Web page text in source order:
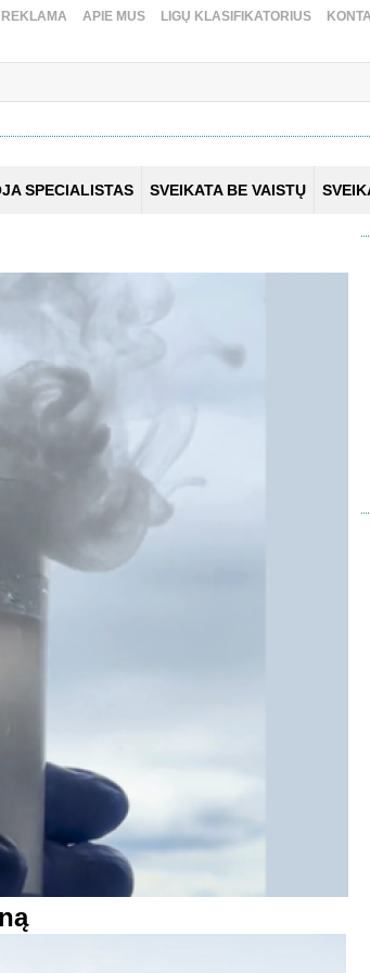
REKLAMA APIE MUS LIGŲ KLASIFIKATORIUS
SPECIALISTAS SVEIKATA BE VAISTŲ